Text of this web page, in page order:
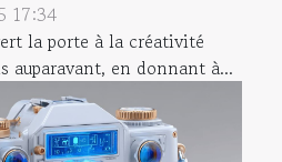
17:34
la porte à la créativité
auparavant, en donnant à...